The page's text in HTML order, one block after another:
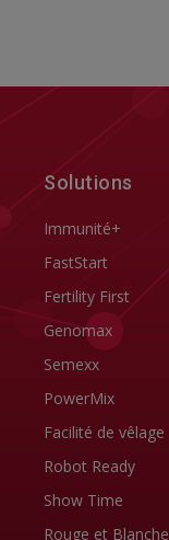
Solutions
Immunité+
FastStart
Fertility First
Genomax
Semexx
PowerMix
Facilité de vêlage
Robot Ready
Show Time
Rouge et Blanche